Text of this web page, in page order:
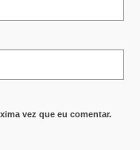
vez que eu comentar.